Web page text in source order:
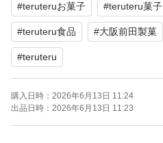
５号サイズ ２個
工場直売
アウトレット 品
スイーツ☆愛いっぱい
#teruteruお菓子 #teruteru菓子
#teruteru食品 #大阪前田製菓
#teruteru
購入日時： 2026年6月13日 11:24
出品日時： 2026年6月13日 11:23